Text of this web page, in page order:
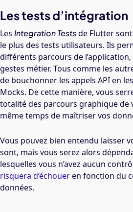
Les tests d’intégration
LesIntegration Testsde Flutter
le plus des tests utilisateurs. Ils
différents parcours de
gestes métier. Tous comme les
de bouchonner les appels API en
Mocks. De cette manière, vous
totalité des parcours graphique de
même temps de maîtriser vos
Vous pouvez bien entendu laisser
sont, mais vous serez alors
lesquelles vous n’avez aucun
risquera d’échoueren fonction du
données.